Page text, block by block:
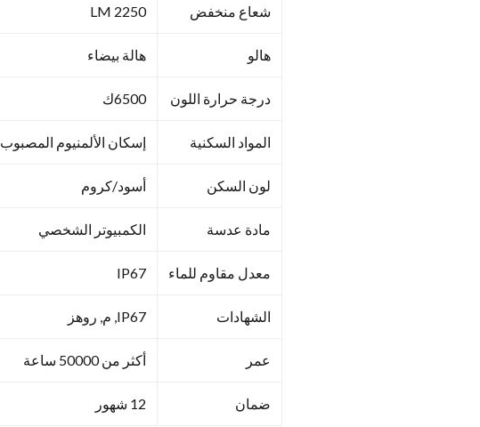
شعاع منخفض 2250 LM
هالو هالة بيضاء
درجة حرارة اللون 6500ك
المواد السكنية إسكان الألمنيوم المصبوب
لون السكن أسود/كروم
مادة عدسة الكمبيوتر الشخصي
معدل مقاوم للماء IP67
الشهادات IP67, م, روهز
عمر أكثر من 50000 ساعة
ضمان 12 شهور